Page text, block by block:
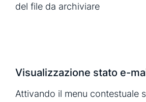
del file da archiviare
Visualizzazione stato e-
Attivando il menu contestuale